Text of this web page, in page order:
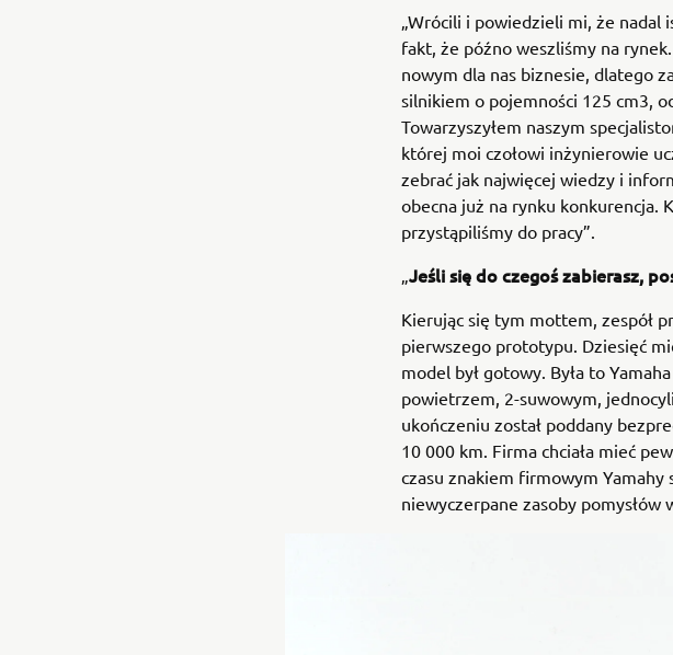
„Wrócili i powiedzieli mi, że nadal
fakt, że późno weszliśmy na
nowym dla nas biznesie, dlatego
silnikiem o pojemności 125 cm3,
Towarzyszyłem naszym
której moi czołowi inżynierowie
zebrać jak najwięcej wiedzy i
obecna już na rynku konkurencja.
przystąpiliśmy do pracy”.
„Jeśli się do czegoś zabierasz,
Kierując się tym mottem, zespół
pierwszego prototypu. Dziesięć
model był gotowy. Była to Yamaha
powietrzem, 2-suwowym,
ukończeniu został poddany
10 000 km. Firma chciała mieć
czasu znakiem firmowym Yamahy
niewyczerpane zasoby